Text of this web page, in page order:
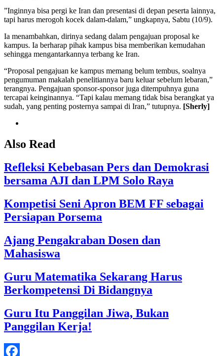
”Inginnya bisa pergi ke Iran dan presentasi di depan peserta lainnya,
tapi harus merogoh kocek dalam-dalam,” ungkapnya, Sabtu (10/9).
Ia menambahkan, dirinya sedang dalam pengajuan proposal ke
kampus. Ia berharap pihak kampus bisa memberikan kemudahan
sehingga mengantarkannya terbang ke Iran.
“Proposal pengajuan ke kampus memang belum tembus, soalnya
pengumuman makalah penelitiannya baru keluar sebelum lebaran,”
terangnya. Pengajuan sponsor-sponsor juga ditempuhnya guna
tercapai keinginannya. “Tapi kalau memang tidak bisa berangkat ya
sudah, yang penting posternya sampai di Iran,” tutupnya. [Sherly]
Also Read
Refleksi Kebebasan Pers dan Demokrasi
bersama AJI dan LPM Solo Raya
Kompetisi Seni Apron BEM FF sebagai
Persiapan Porsema
Ajang Pengakraban Dosen dan
Mahasiswa
Guru Matematika Sekarang Harus
Berkompetensi Di Bidangnya
Guru Itu Panggilan Jiwa, Bukan
Panggilan Kerja!